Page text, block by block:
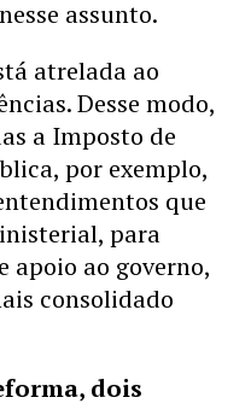
assunto.
atrelada ao
Desse modo,
a Imposto de
por exemplo,
que
para
apoio ao governo,
consolidado
dois